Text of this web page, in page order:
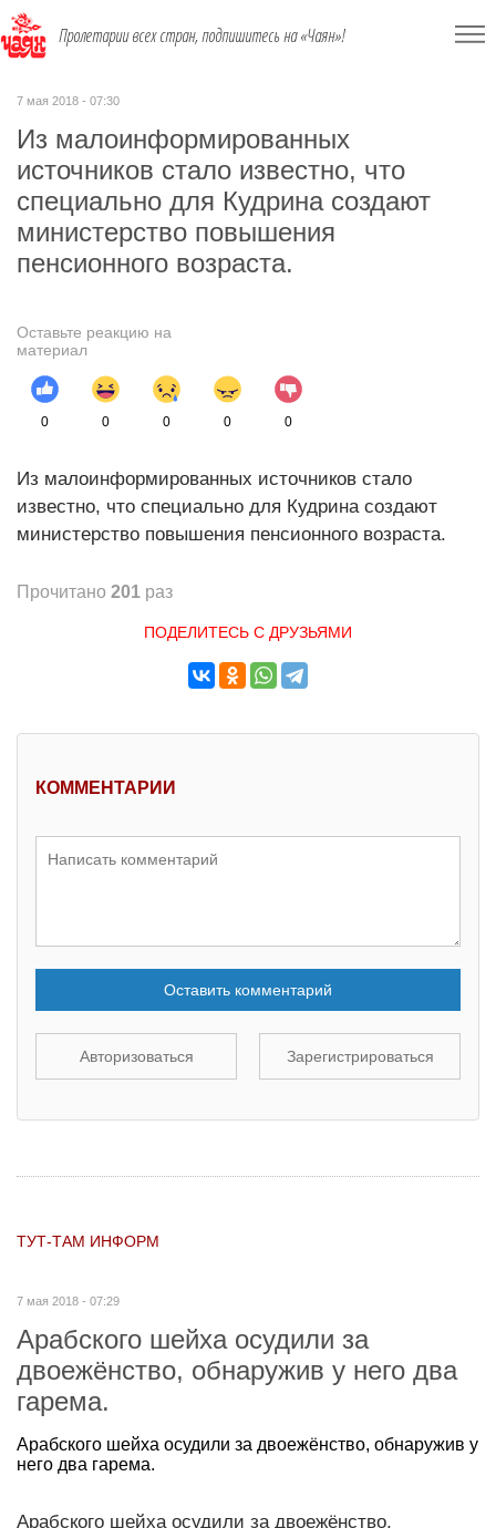
Пролетарии всех стран, подпишитесь на «Чаян»!
7 мая 2018 - 07:30
Из малоинформированных
источников стало известно, что
специально для Кудрина создают
министерство повышения
пенсионного возраста.
Оставьте реакцию на
материал
0 0 0 0 0
Из малоинформированных источников стало
известно, что специально для Кудрина создают
министерство повышения пенсионного возраста.
Прочитано 201 раз
ПОДЕЛИТЕСЬ С ДРУЗЬЯМИ
КОММЕНТАРИИ
Оставить комментарий
Авторизоваться Зарегистрироваться
ТУТ-ТАМ ИНФОРМ
7 мая 2018 - 07:29
Арабского шейха осудили за
двоежёнство, обнаружив у него два
гарема.
Арабского шейха осудили за двоежёнство, обнаружив у
него два гарема.
Арабского шейха осудили за двоежёнство,